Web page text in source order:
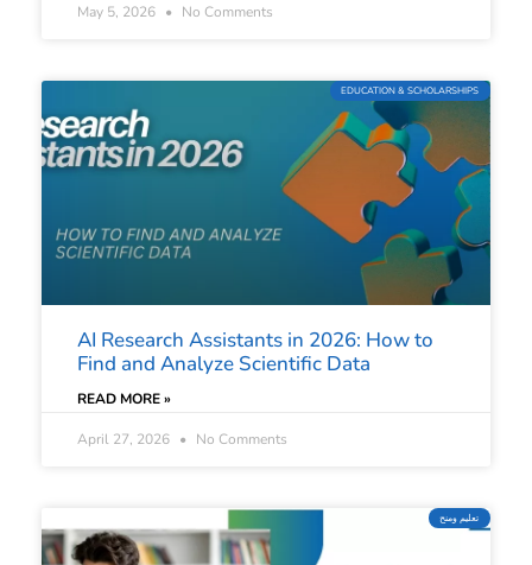
May 5, 2026 No Comments
EDUCATION & SCHOLARSHIPS
AI Research Assistants in 2026: How to
Find and Analyze Scientific Data
READ MORE »
April 27, 2026 No Comments
تعليم ومنح